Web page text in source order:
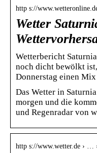
http s://
Wetter
Wetterbericht
noch dicht bewölkt
Donnerstag einen
Das Wetter in
morgen und die
und Regenradar von
http s://www.wetter.de › …